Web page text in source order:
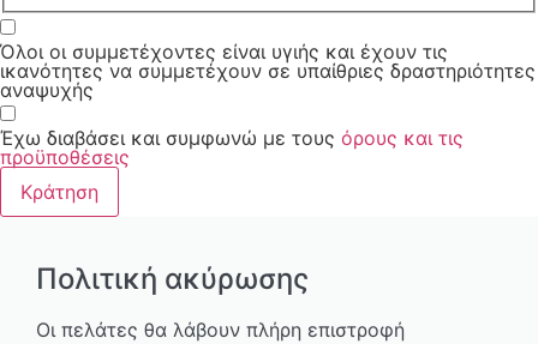
Όλοι οι συμμετέχοντες είναι υγιής και έχουν τις
ικανότητες να συμμετέχουν σε υπαίθριες δραστηριότητες
αναψυχής
Έχω διαβάσει και συμφωνώ με τους όρους και τις
προϋποθέσεις
Πολιτική ακύρωσης
Οι πελάτες θα λάβουν πλήρη επιστροφή